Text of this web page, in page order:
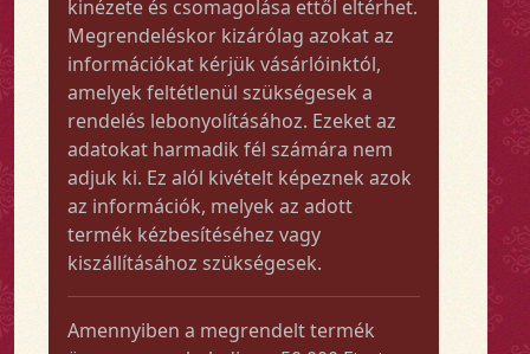
kinézete és csomagolása ettől eltérhet.
Megrendeléskor kizárólag azokat az
információkat kérjük vásárlóinktól,
amelyek feltétlenül szükségesek a
rendelés lebonyolításához. Ezeket az
adatokat harmadik fél számára nem
adjuk ki. Ez alól kivételt képeznek azok
az információk, melyek az adott
termék kézbesítéséhez vagy
kiszállításához szükségesek.
Amennyiben a megrendelt termék